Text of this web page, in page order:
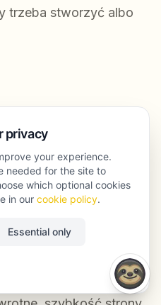
trzeba stworzyć albo
różnica między GEO
koncentruje
w tradycyjnych
jak Google, poprzez
privacy
your experience.
needed for the site to
which optional cookies
in our cookie policy.
Essential only